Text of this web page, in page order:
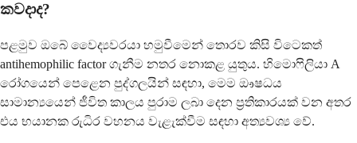
කවදාද?
පළමුව ඔබේ වෛද්‍යවරයා හමුවීමෙන් තොරව කිසි විටෙකත්
antihemophilic factor ගැනීම නතර නොකළ යුතුය. හිමොෆිලියා A
රෝගයෙන් පෙළෙන පුද්ගලයින් සඳහා, මෙම ඖෂධය
සාමාන්‍යයෙන් ජීවිත කාලය පුරාම ලබා දෙන ප්‍රතිකාරයක් වන අතර
එය භයානක රුධිර වහනය වැළැක්වීම සඳහා අත්‍යවශ්‍ය වේ.